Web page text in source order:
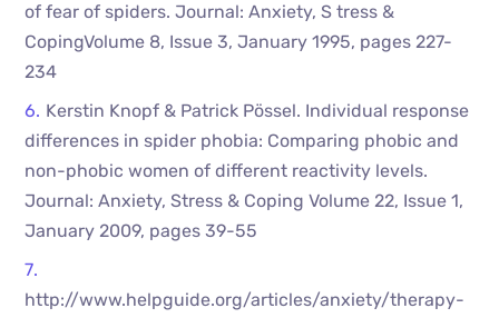
of fear of spiders. Journal: Anxiety, S tress &
CopingVolume 8, Issue 3, January 1995, pages 227-
234
Kerstin Knopf & Patrick Pössel. Individual response
differences in spider phobia: Comparing phobic and
non-phobic women of different reactivity levels.
Journal: Anxiety, Stress & Coping Volume 22, Issue 1,
January 2009, pages 39-55
http://www.helpguide.org/articles/anxiety/therapy-